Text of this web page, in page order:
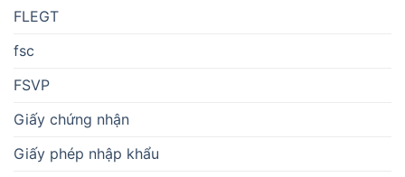
FLEGT
fsc
FSVP
Giấy chứng nhận
Giấy phép nhập khẩu